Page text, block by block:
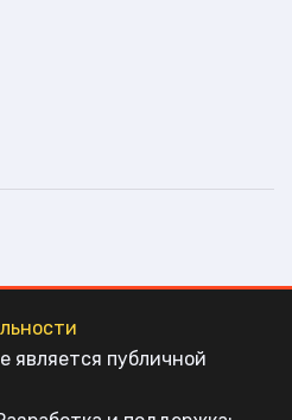
является публичной